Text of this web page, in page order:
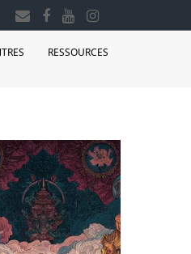
RESSOURCES